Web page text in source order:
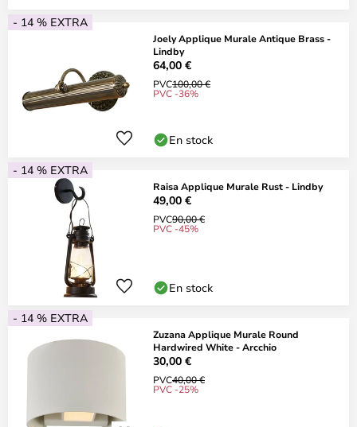
- 14 % EXTRA
Joely Applique Murale Antique Brass -
Lindby
64,00 €
PVC100,00 €
PVC -36%
En stock
- 14 % EXTRA
Raisa Applique Murale Rust - Lindby
49,00 €
PVC90,00 €
PVC -45%
En stock
- 14 % EXTRA
Zuzana Applique Murale Round
Hardwired White - Arcchio
30,00 €
PVC40,00 €
PVC -25%